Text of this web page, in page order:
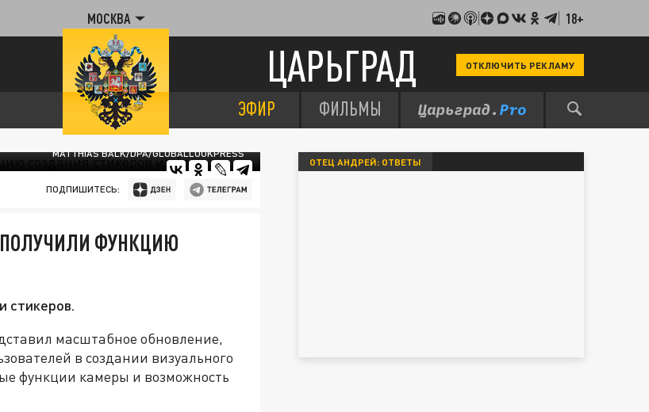
МОСКВА 18+
ЦАРЬГРАД ОТКЛЮЧИТЬ РЕКЛАМУ
ЭФИР ФИЛЬМЫ
MATTHIAS BALK/DPA/GLOBALLOOKPRESS
ПОДПИШИТЕСЬ:
ПОЛУЧИЛИ ФУНКЦИЮ
стикеров.
масштабное обновление,
в создании визуального
функции камеры и возможность
ОТЕЦ АНДРЕЙ: ОТВЕТЫ